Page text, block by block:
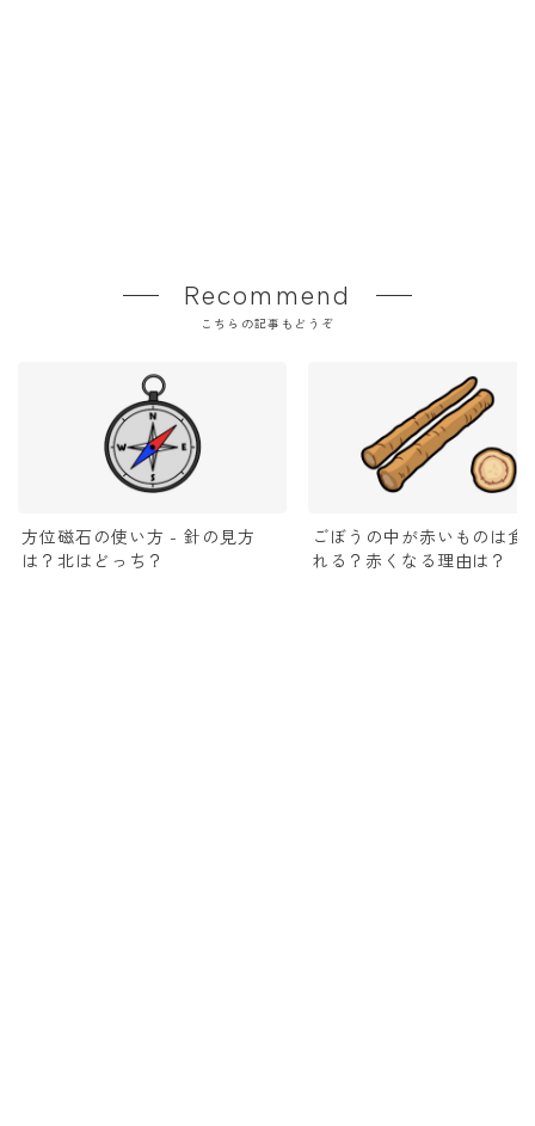
Recommend
こちらの記事もどうぞ
方位磁石の使い方 - 針の見方
は？北はどっち？
ごぼうの中が赤いものは食
れる？赤くなる理由は？